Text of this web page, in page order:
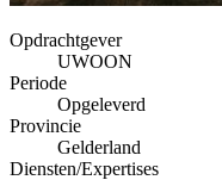
Opdrachtgever
UWOON
Periode
Opgeleverd
Provincie
Gelderland
Diensten/Expertises